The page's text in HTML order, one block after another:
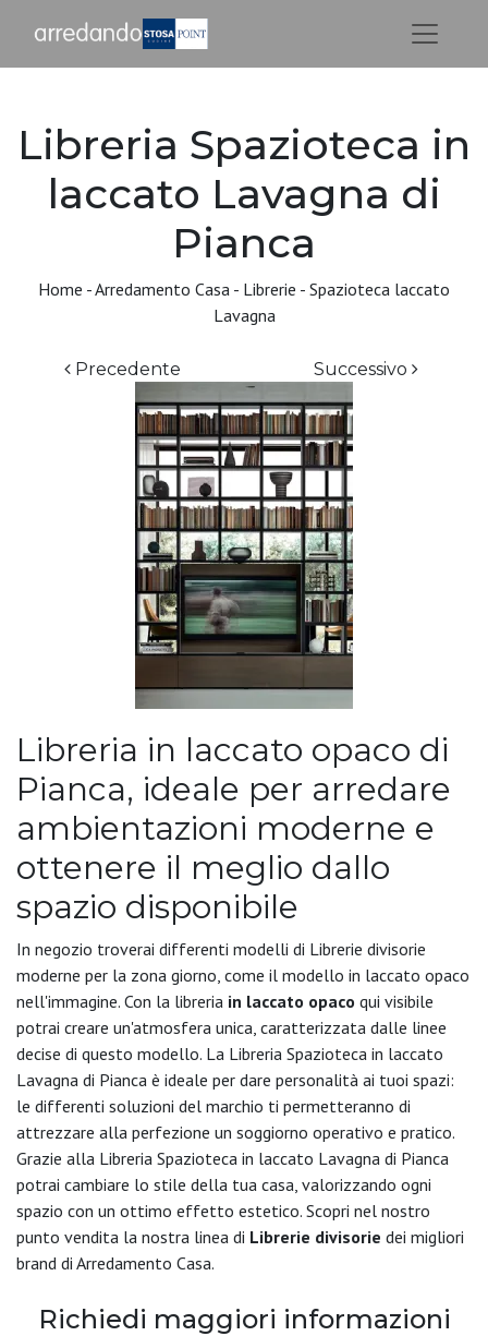
Libreria Spazioteca in
laccato Lavagna di
Pianca
Home -Arredamento Casa - Librerie - Spazioteca laccato
Lavagna
Precedente Successivo
Libreria in laccato opaco di
Pianca, ideale per arredare
ambientazioni moderne e
ottenere il meglio dallo
spazio disponibile
In negozio troverai differenti modelli di Librerie divisorie
moderne per la zona giorno, come il modello in laccato opaco
nell'immagine. Con la libreria in laccato opaco qui visibile
potrai creare un'atmosfera unica, caratterizzata dalle linee
decise di questo modello. La Libreria Spazioteca in laccato
Lavagna di Pianca è ideale per dare personalità ai tuoi spazi:
le differenti soluzioni del marchio ti permetteranno di
attrezzare alla perfezione un soggiorno operativo e pratico.
Grazie alla Libreria Spazioteca in laccato Lavagna di Pianca
potrai cambiare lo stile della tua casa, valorizzando ogni
spazio con un ottimo effetto estetico. Scopri nel nostro
punto vendita la nostra linea di Librerie divisorie dei migliori
brand di Arredamento Casa.
Richiedi maggiori informazioni